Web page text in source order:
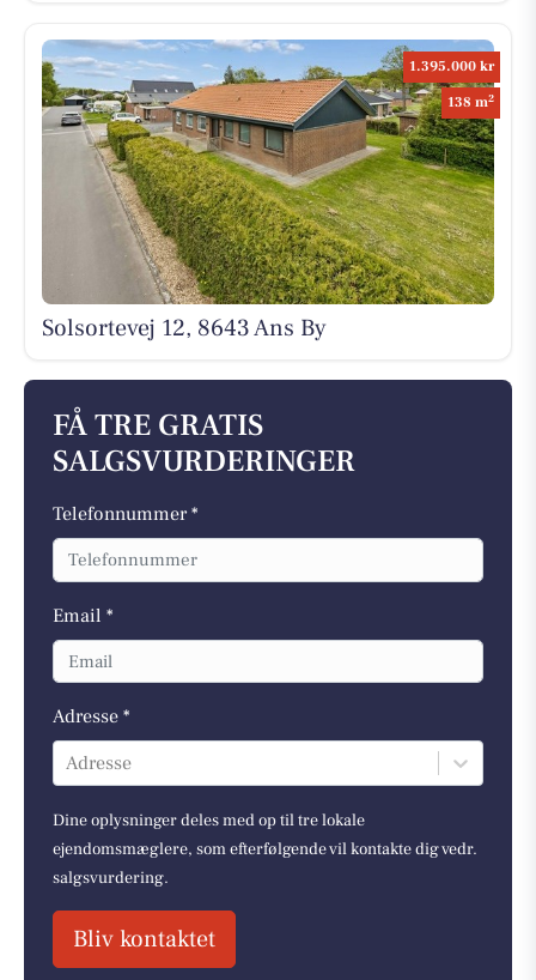
1.395.000 kr
138 m2
Solsortevej 12, 8643 Ans By
FÅ TRE GRATIS
SALGSVURDERINGER
Telefonnummer *
Email *
Adresse *
Adresse
Dine oplysninger deles med op til tre lokale
ejendomsmæglere, som efterfølgende vil kontakte dig vedr.
salgsvurdering.
Bliv kontaktet